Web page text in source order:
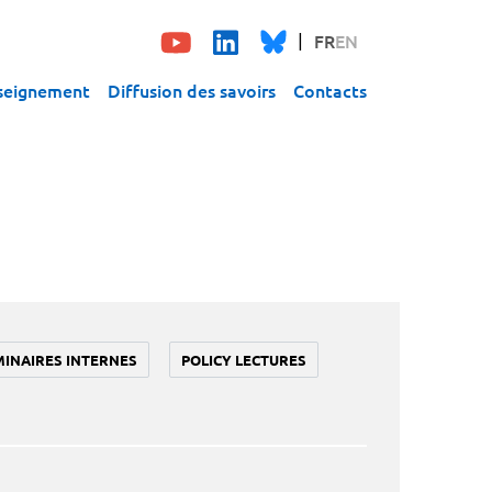
FREN
Diffusion des savoirs Contacts
INTERNES POLICY LECTURES